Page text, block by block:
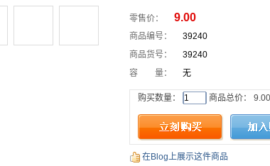
零售价： 9.00
商品编号：
39240
商品货号：
39240
容 量：
无
购买数量： 商品总价： 9.00
在Blog上展示这件商品